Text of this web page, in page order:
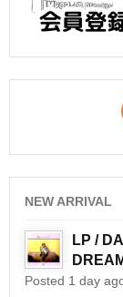
NEW ARRIVAL
LP /
Posted 1 day